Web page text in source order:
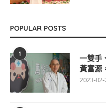
POPULAR POSTS
1
一雙手
黃富源
2023-